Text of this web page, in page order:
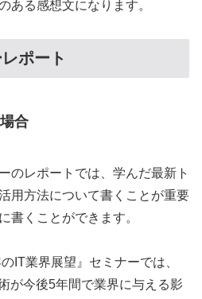
ある感想文になります。
ポート
合
のレポートでは、学んだ最新ト
用方法について書くことが重要
書くことができます。
IT業界展望』セミナーでは、
が今後5年間で業界に与える影